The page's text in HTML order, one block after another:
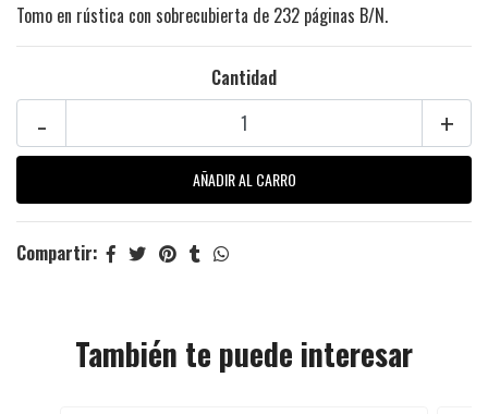
Tomo en rústica con sobrecubierta de 232 páginas B/N.
Cantidad
+
-
Compartir:
También te puede interesar